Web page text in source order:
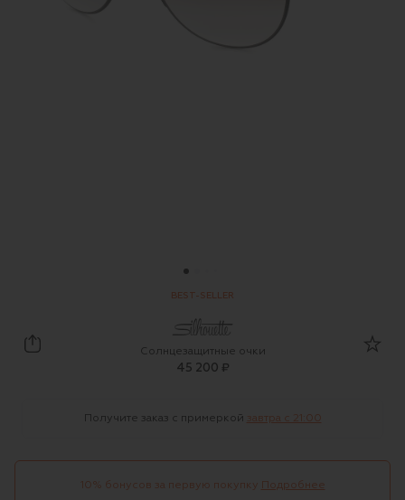
BEST-SELLER
Silhouette
Солнцезащитные очки
45 200 ₽
Получите заказ с примеркой завтра c 21:00
10% бонусов за первую покупку Подробнее